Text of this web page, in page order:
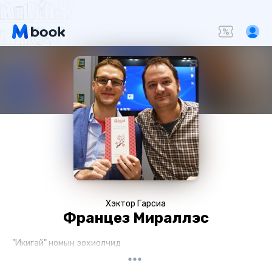
Хэктор Гарсиа
Францез Мираллэс
"Икигай" номын зохиолчид